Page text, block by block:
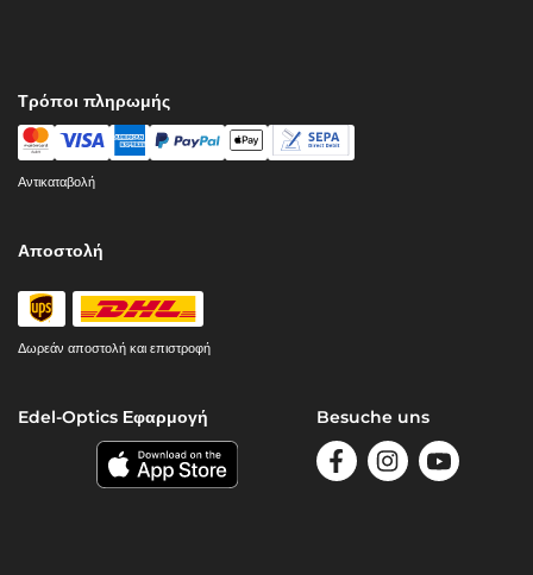
Τρόποι πληρωμής
Αντικαταβολή
Αποστολή
Δωρεάν αποστολή και επιστροφή
Edel-Optics Εφαρμογή Besuche uns